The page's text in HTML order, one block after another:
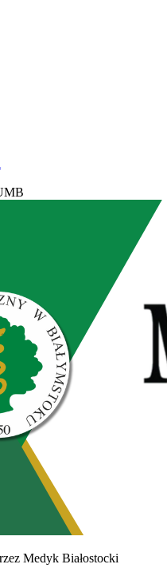
Medyk Białostocki